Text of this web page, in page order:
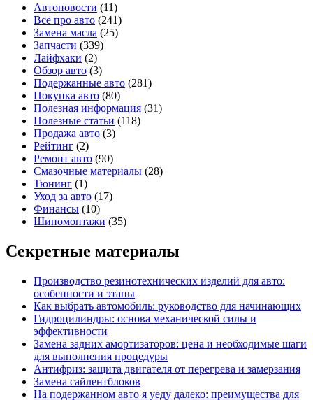
Автоновости (11)
Всё про авто (241)
Замена масла (25)
Запчасти (339)
Лайфхаки (2)
Обзор авто (3)
Подержанные авто (281)
Покупка авто (80)
Полезная информация (31)
Полезные статьи (118)
Продажа авто (3)
Рейтинг (2)
Ремонт авто (90)
Смазочные материалы (28)
Тюнинг (1)
Уход за авто (17)
Финансы (10)
Шиномонтажи (35)
Секретные материалы
Производство резинотехнических изделий для авто:
особенности и этапы
Как выбрать автомобиль: руководство для начинающих
Гидроцилиндры: основа механической силы и
эффективности
Замена задних амортизаторов: цена и необходимые шаги
для выполнения процедуры
Антифриз: защита двигателя от перегрева и замерзания
Замена сайлентблоков
На подержанном авто я уеду далеко: преимущества для